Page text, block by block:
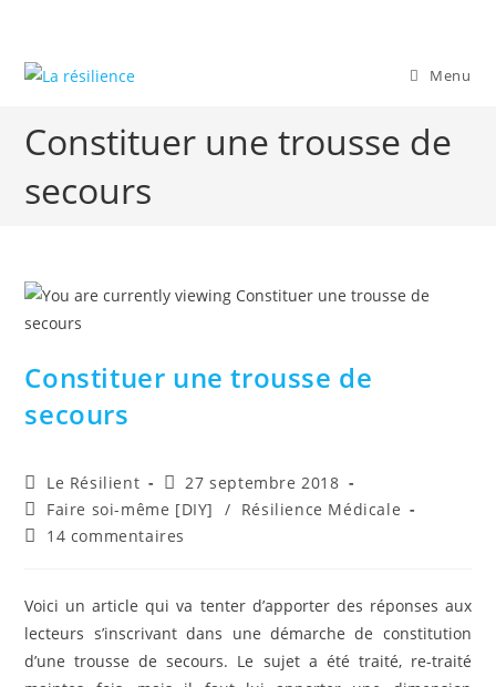
content
Menu
Constituer une trousse de
secours
Constituer une trousse de
secours
Auteur/autrice
de
la
publication :
Le Résilient
Publication
publiée :
27 septembre 2018
Post
category:
Faire soi-même [DIY] / Résilience Médicale
Commentaires
publication :
14 commentaires
Voici un article qui va tenter d’apporter des réponses aux
lecteurs s’inscrivant dans une démarche de constitution
d’une trousse de secours. Le sujet a été traité, re-traité